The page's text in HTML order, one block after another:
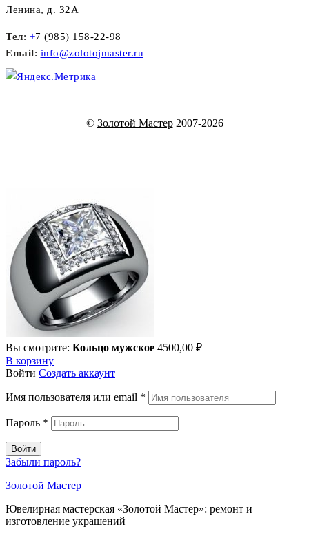
Ленина, д. 32А
Тел: +7 (985) 158-22-98
Email: info@zolotojmaster.ru
© Золотой Мастер2007-2026
Вы смотрите: Кольцо мужское 4500,00 ₽
В корзину
Войти Создать аккаунт
Имя пользователя или email *
Пароль *
Войти
Забыли пароль?
Золотой Мастер
Ювелирная мастерская «Золотой Мастер»: ремонт и
изготовление украшений